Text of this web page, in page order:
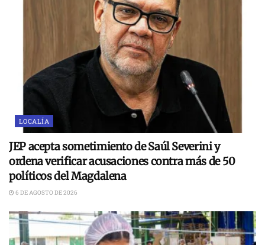
LOCALÍA
JEP acepta sometimiento de Saúl Severini y
ordena verificar acusaciones contra más de 50
políticos del Magdalena
6 DE AGOSTO DE 2026